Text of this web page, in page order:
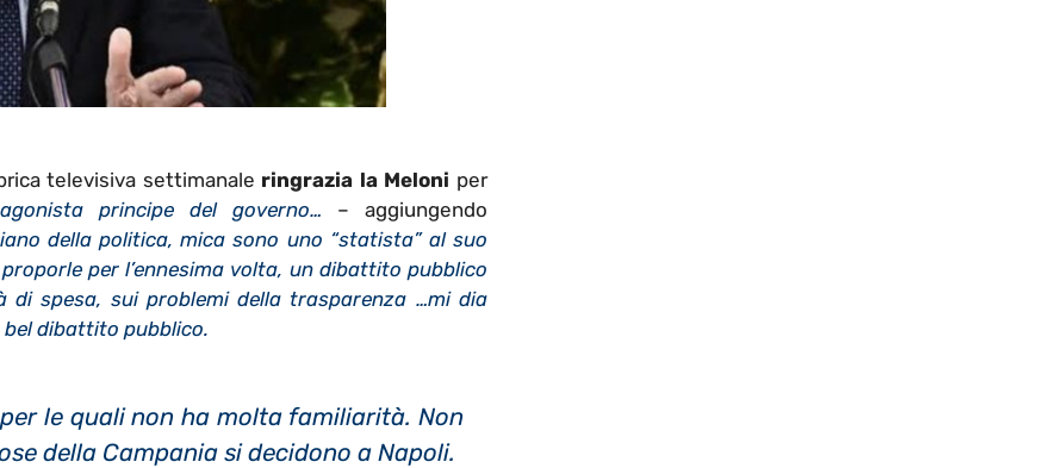
televisiva settimanale ringrazia la Meloni per
principe del governo…
– aggiungendo
della politica, mica sono uno “statista” al suo
per l’ennesima volta, un dibattito pubblico
di spesa, sui problemi della trasparenza …mi dia
dibattito pubblico.
le quali non ha molta familiarità. Non
della Campania si decidono a Napoli.